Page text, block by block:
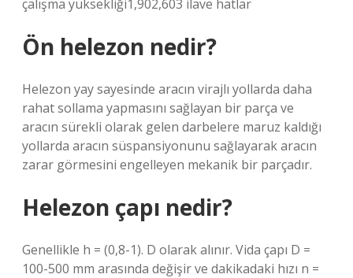
çalışma yüksekliği1,902,603 ​​​​ilave hatlar
Ön helezon nedir?
Helezon yay sayesinde aracın virajlı yollarda daha
rahat sollama yapmasını sağlayan bir parça ve
aracın sürekli olarak gelen darbelere maruz kaldığı
yollarda aracın süspansiyonunu sağlayarak aracın
zarar görmesini engelleyen mekanik bir parçadır.
Helezon çapı nedir?
Genellikle h = (0,8-1). D olarak alınır. Vida çapı D =
100-500 mm arasında değişir ve dakikadaki hızı n =